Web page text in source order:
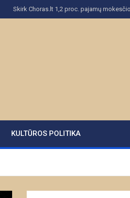
Skirk Choras.lt 1,2 proc. pajamų mokesčio
KULTŪROS POLITIKA